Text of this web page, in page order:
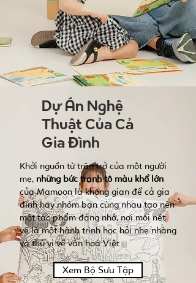
Dự Án Nghệ
Thuật Của Cả
Gia Đình
Khởi nguồn từ trăn trở của một người
mẹ, những bức tranh tô màu khổ lớn
của Mamoon là không gian để cả gia
đình hay nhóm bạn cùng nhau tạo nên
một tác phẩm đáng nhớ, nơi mỗi nét
vẽ là một hành trình học hỏi nhẹ nhàng
và thú vị về văn hoá Việt
Xem Bộ Sưu Tập